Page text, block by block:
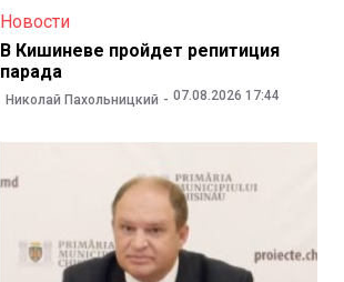
Новости
В Кишиневе пройдет репитиция
парада
Николай Пахольницкий 07.08.2026 17:44